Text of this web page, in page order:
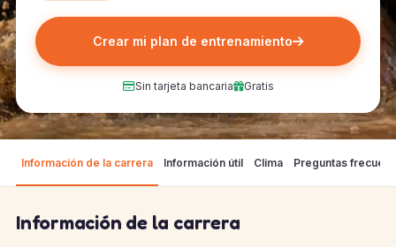
Crear mi plan de entrenamiento
Sin tarjeta bancaria Gratis
Información de la carrera Información útil Clima Preguntas
Información de la carrera